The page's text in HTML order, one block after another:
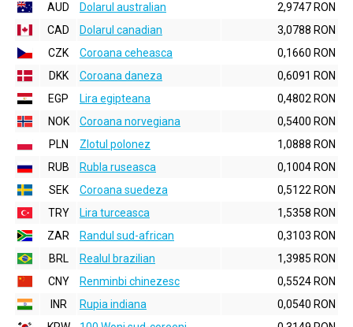
AUD
Dolarul australian
2,9747 RON
CAD
Dolarul canadian
3,0788 RON
CZK
Coroana ceheasca
0,1660 RON
DKK
Coroana daneza
0,6091 RON
EGP
Lira egipteana
0,4802 RON
NOK
Coroana norvegiana
0,5400 RON
PLN
Zlotul polonez
1,0888 RON
RUB
Rubla ruseasca
0,1004 RON
SEK
Coroana suedeza
0,5122 RON
TRY
Lira turceasca
1,5358 RON
ZAR
Randul sud-african
0,3103 RON
BRL
Realul brazilian
1,3985 RON
CNY
Renminbi chinezesc
0,5524 RON
INR
Rupia indiana
0,0540 RON